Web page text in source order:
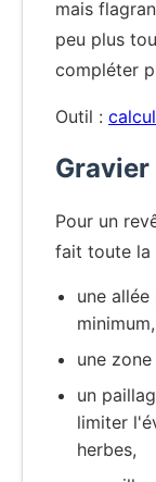
mais
peu plus
compléter
Outil :
Pour un
fait toute la
une
une
un
limiter
herbes,